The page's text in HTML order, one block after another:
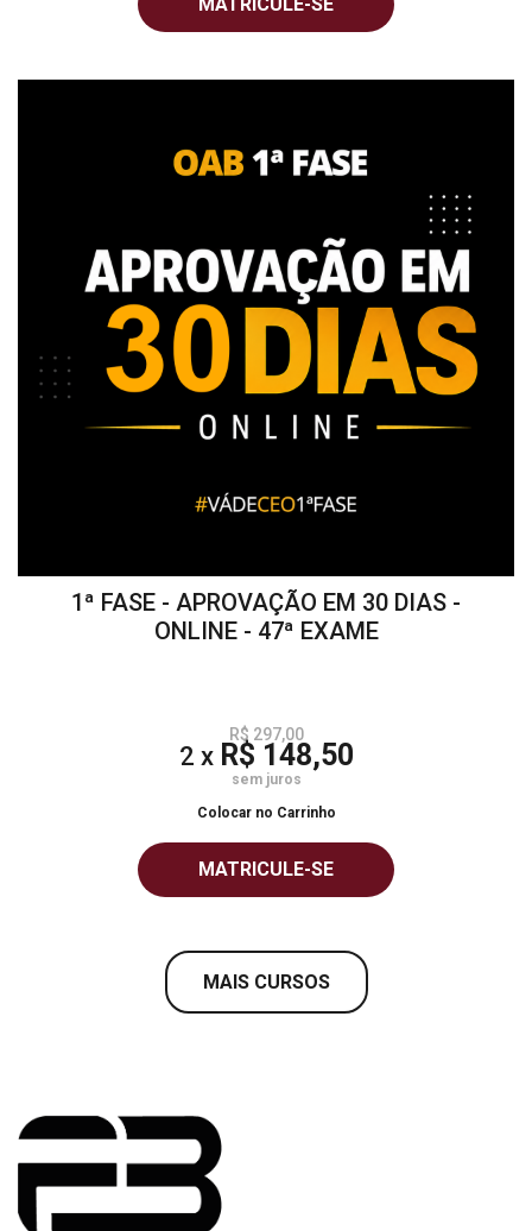
1ª FASE - APROVAÇÃO EM 30 DIAS -
ONLINE - 47ª EXAME
R$ 297,00
2 x R$ 148,50
sem juros
Colocar no Carrinho
MATRICULE-SE
MAIS CURSOS